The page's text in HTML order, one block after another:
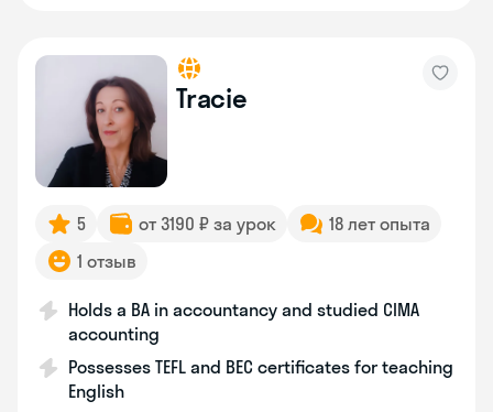
Tracie
5 от 3190 ₽ за урок
18 лет опыта
1 отзыв
Holds a BA in accountancy and studied CIMA
accounting
Possesses TEFL and BEC certificates for teaching
English